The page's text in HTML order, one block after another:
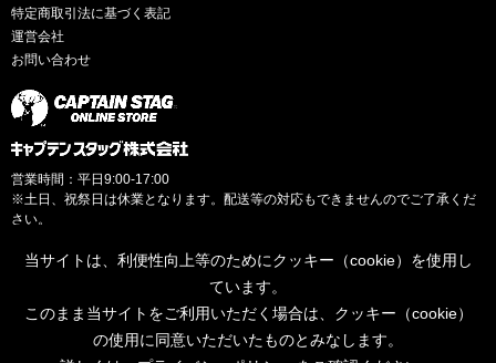
特定商取引法に基づく表記
運営会社
お問い合わせ
営業時間：平日9:00-17:00
※土日、祝祭日は休業となります。配送等の対応もできませんのでご了承くだ
さい。
© CAPTAINSTAG Co.Ltd.
当サイトは、利便性向上等のためにクッキー（cookie）を使用し
ています。
このまま当サイトをご利用いただく場合は、クッキー（cookie）
の使用に同意いただいたものとみなします。